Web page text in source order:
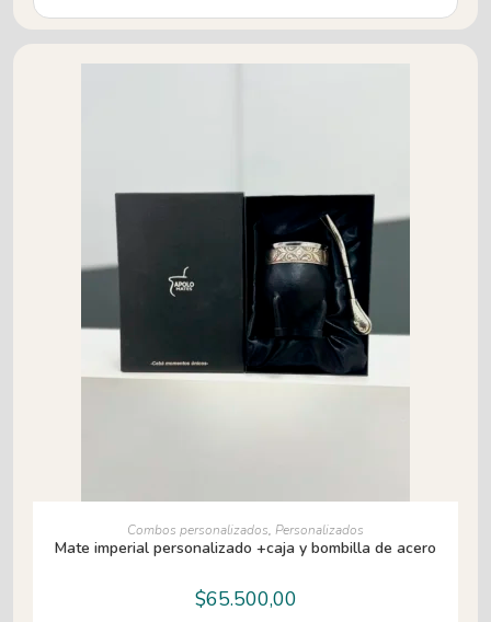
AÑADIR AL CARRITO
Combos personalizados, Personalizados
Mate imperial personalizado +caja y bombilla de acero
$65.500,00